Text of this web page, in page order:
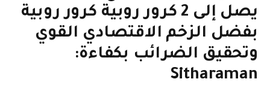
يصل إلى 2 كرور روبية كرور روبية
بفضل الزخم الاقتصادي القوي
وتحقيق الضرائب بكفاءة:
Sitharaman